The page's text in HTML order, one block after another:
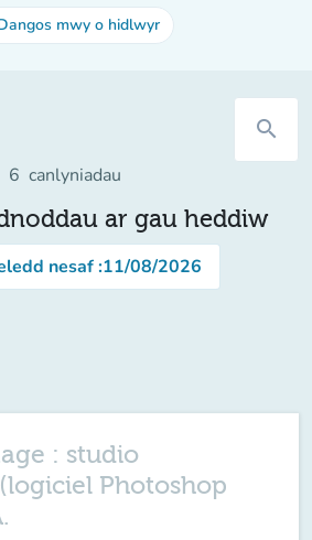
mwy o hidlwyr
search
6 canlyniadau
ar gau heddiw
nesaf:11/08/2026
: studio
Photoshop